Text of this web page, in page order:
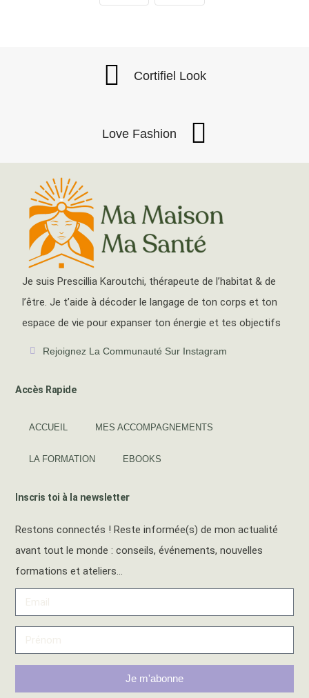
Cortifiel Look
Love Fashion
Je suis Prescillia Karoutchi, thérapeute de l’habitat & de
l’être. Je t’aide à décoder le langage de ton corps et ton
espace de vie pour expanser ton énergie et tes objectifs
Rejoignez La Communauté Sur Instagram
Accès Rapide
ACCUEIL MES ACCOMPAGNEMENTS
LA FORMATION EBOOKS
Inscris toi à la newsletter
Restons connectés ! Reste informée(s) de mon actualité
avant tout le monde : conseils, événements, nouvelles
formations et ateliers…
Je m'abonne